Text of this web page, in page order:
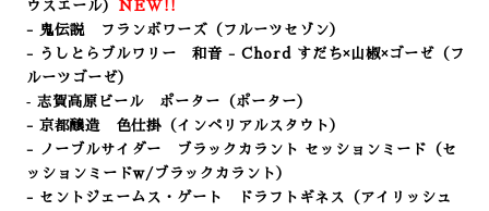
ウスエール） NEW!!
- 鬼伝説 フランボワーズ （フルーツセゾン）
- うしとらブルワリー 和音 - Chord すだち×山椒×ゴーゼ（フ
ルーツゴーゼ）
‐ 志賀高原ビール ポーター（ポーター）
- 京都醸造 色仕掛（インペリアルスタウト）
- ノーブルサイダー ブラックカラント セッションミード（セ
ッションミードw/ブラックカラント）
- セントジェームス・ゲート ドラフトギネス（アイリッシュ